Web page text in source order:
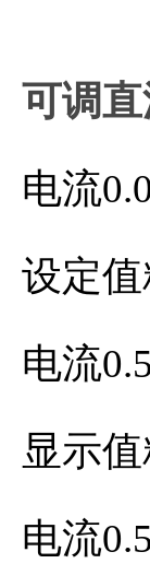
可调
电流
设定
电流
显示
电流